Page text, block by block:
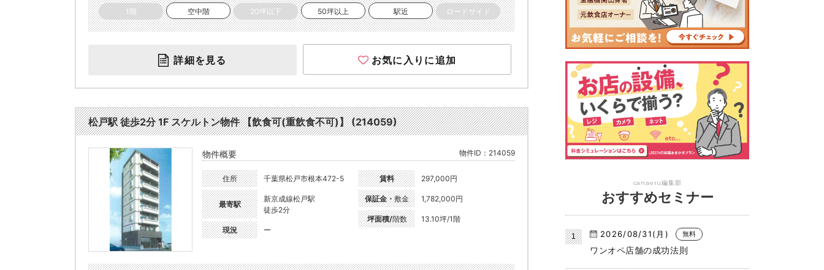
1階 空中階 20坪以下 50坪以上 駅近 ロードサイド
詳細を見る お気に入りに追加
松戸駅 徒歩2分 1F スケルトン物件 【飲食可(重飲食不可)】 (214059)
物件概要 物件ID：214059
住所 千葉県松戸市根本472-5
最寄駅
新京成線松戸駅
徒歩2分
現況 ー
賃料 297,000円
保証金・敷金 1,782,000円
坪面積/階数 13.10坪/1階
canaeru編集部
おすすめセミナー
2026/08/31(月) 無料
ワンオペ店舗の成功法則